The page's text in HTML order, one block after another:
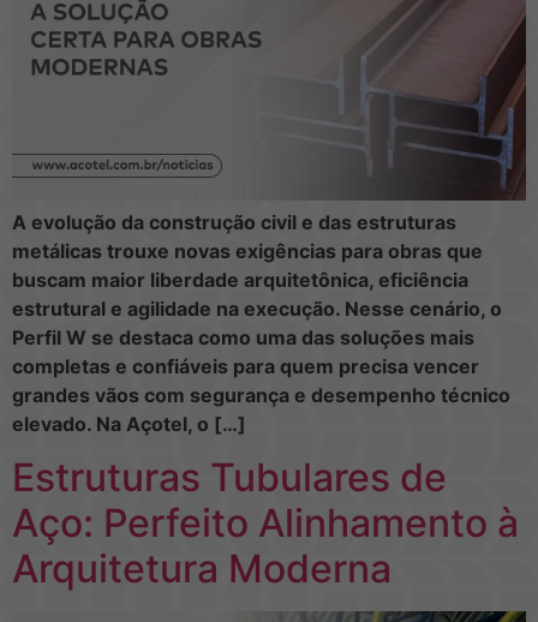
A evolução da construção civil e das estruturas
metálicas trouxe novas exigências para obras que
buscam maior liberdade arquitetônica, eficiência
estrutural e agilidade na execução. Nesse cenário, o
Perfil W se destaca como uma das soluções mais
completas e confiáveis para quem precisa vencer
grandes vãos com segurança e desempenho técnico
elevado. Na Açotel, o […]
Estruturas Tubulares de
Aço: Perfeito Alinhamento à
Arquitetura Moderna